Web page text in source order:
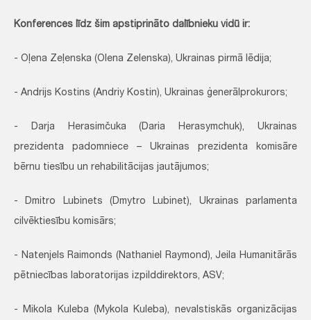
Konferences līdz šim apstiprināto dalībnieku vidū ir:
- Oļena Zeļenska (Olena Zelenska), Ukrainas pirmā lēdija;
- Andrijs Kostins (Andriy Kostin), Ukrainas ģenerālprokurors;
- Darja Herasimčuka (Daria Herasymchuk), Ukrainas
prezidenta padomniece – Ukrainas prezidenta komisāre
bērnu tiesību un rehabilitācijas jautājumos;
- Dmitro Lubinets (Dmytro Lubinet), Ukrainas parlamenta
cilvēktiesību komisārs;
- Natenjels Raimonds (Nathaniel Raymond), Jeila Humanitārās
pētniecības laboratorijas izpilddirektors, ASV;
- Mikola Kuleba (Mykola Kuleba), nevalstiskās organizācijas